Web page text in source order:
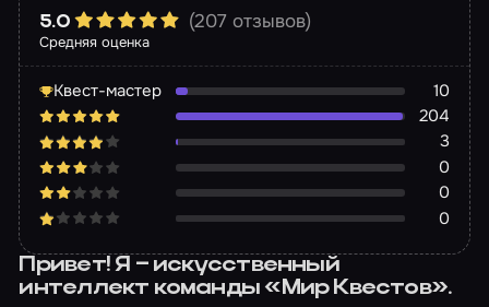
Средняя оценка
5.0 (207 отзывов)
Квест-мастер
10
204
3
0
0
0
Привет! Я – искусственный
интеллект команды «Мир Квестов».